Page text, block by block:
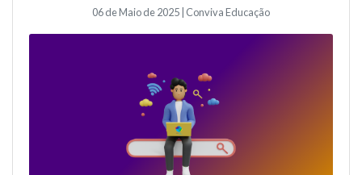
06 de Maio de 2025 | Conviva Educação